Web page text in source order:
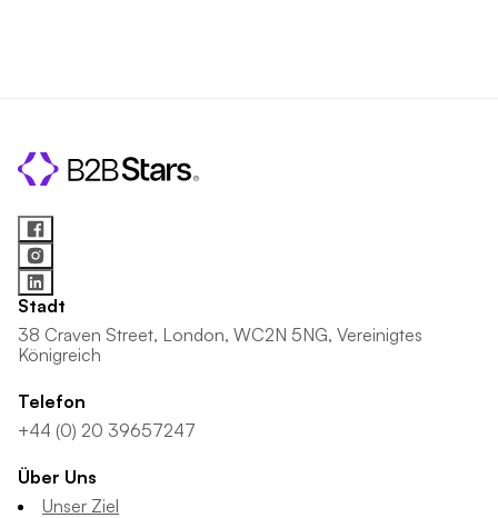
Stadt
38 Craven Street, London, WC2N 5NG, Vereinigtes
Königreich
Telefon
+44 (0) 20 39657247
Über Uns
Unser Ziel